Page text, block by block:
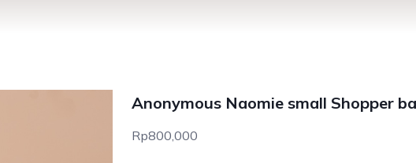
Anonymous Naomie small Shopper
Rp800,000